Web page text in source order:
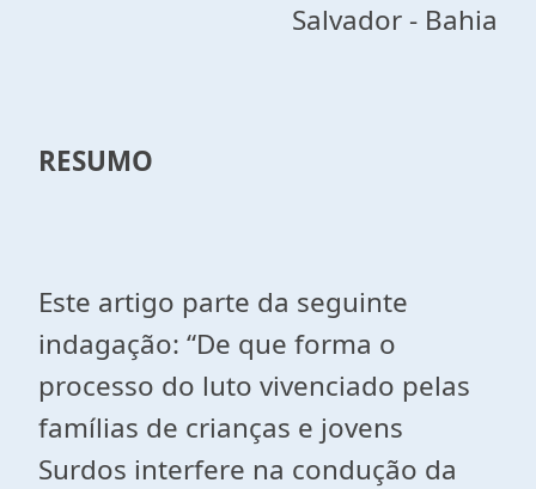
Salvador - Bahia
RESUMO
Este artigo parte da seguinte
indagação: “De que forma o
processo do luto vivenciado pelas
famílias de crianças e jovens
Surdos interfere na condução da